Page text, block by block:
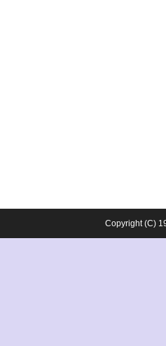
Copyright (C)